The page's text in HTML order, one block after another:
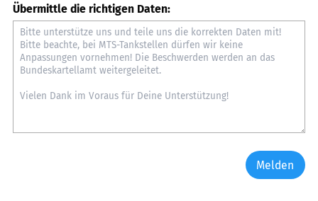
Übermittle die richtigen Daten:
Melden